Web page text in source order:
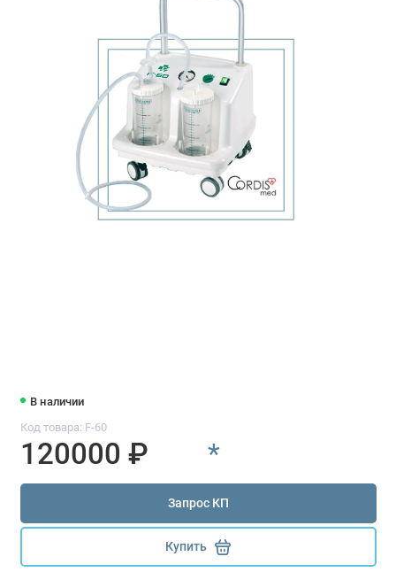
В наличии
Код товара: F-60
120000 ₽ *
Запрос КП
Купить